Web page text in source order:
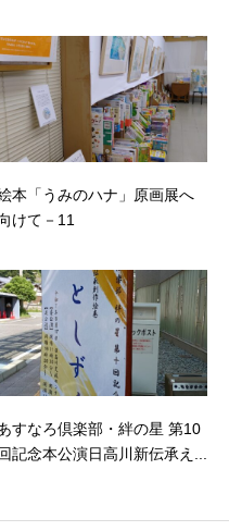
本「うみのハナ」原画展へ
けて－11
すなろ倶楽部・絆の星 第10
記念本公演日高川新伝承え...